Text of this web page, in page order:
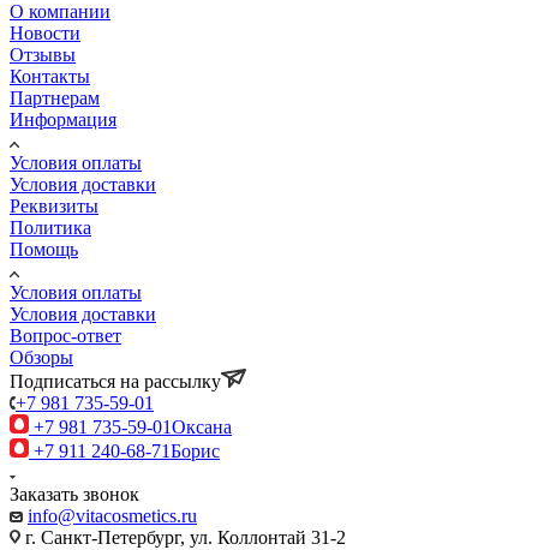
О компании
Новости
Отзывы
Контакты
Партнерам
Информация
Условия оплаты
Условия доставки
Реквизиты
Политика
Помощь
Условия оплаты
Условия доставки
Вопрос-ответ
Обзоры
Подписаться на рассылку
+7 981 735-59-01
+7 981 735-59-01Оксана
+7 911 240-68-71Борис
Заказать звонок
info@vitacosmetics.ru
г. Санкт-Петербург, ул. Коллонтай 31-2